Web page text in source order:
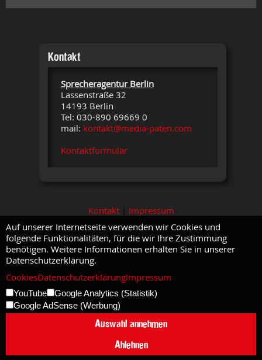
Kontakt
Sprecheragentur Berlin
Lassenstraße 32
14193 Berlin
Tel: 030-890 69669 0
mail: kontakt@media-paten.com
Kontaktformular
Kontakt| Impressum
Auf unserer Internetseite verwenden wir Cookies und
folgende Funktionalitäten, für die wir Ihre Zustimmung
benötigen. Weitere Informationen erhalten Sie in unserer
Datenschutzerklärung.
CookiesDatenschutzerklärungImpressum
YouTube
Google Analytics (Statistik)
Google AdSense (Werbung)
Auswahl annehmen
Ablehnen